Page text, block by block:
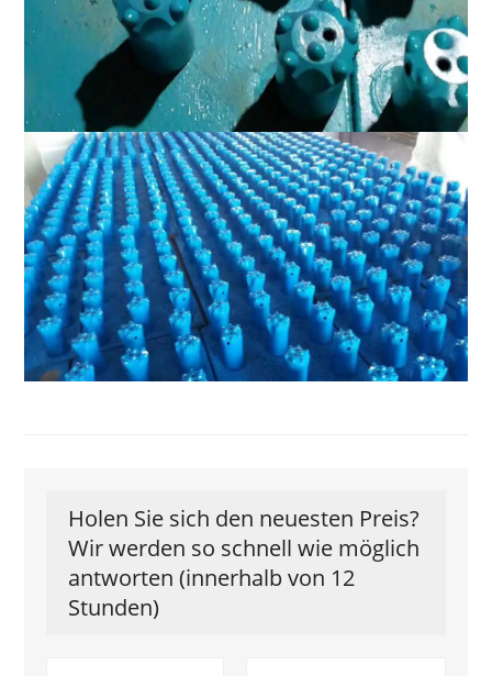
Holen Sie sich den neuesten Preis?
Wir werden so schnell wie möglich
antworten (innerhalb von 12
Stunden)